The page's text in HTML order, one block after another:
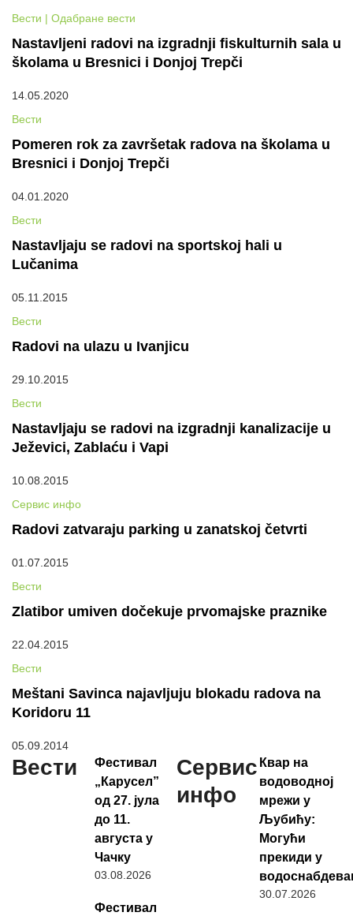
Вести | Одабране вести
Nastavljeni radovi na izgradnji fiskulturnih sala u
školama u Bresnici i Donjoj Trepči
14.05.2020
Вести
Pomeren rok za završetak radova na školama u
Bresnici i Donjoj Trepči
04.01.2020
Вести
Nastavljaju se radovi na sportskoj hali u
Lučanima
05.11.2015
Вести
Radovi na ulazu u Ivanjicu
29.10.2015
Вести
Nastavljaju se radovi na izgradnji kanalizacije u
Ježevici, Zablaću i Vapi
10.08.2015
Сервис инфо
Radovi zatvaraju parking u zanatskoj četvrti
01.07.2015
Вести
Zlatibor umiven dočekuje prvomajske praznike
22.04.2015
Вести
Meštani Savinca najavljuju blokadu radova na
Koridoru 11
05.09.2014
Вести
Фестивал
„Карусел”
од 27. јула
до 11.
августа у
Чачку
03.08.2026
Фестивал
Сервис
инфо
Квар на
водоводној
мрежи у
Љубићу:
Могући
прекиди у
30.07.2026